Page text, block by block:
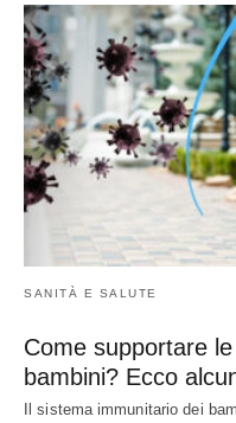
SANITÀ E SALUTE
Come supportare
bambini? Ecco
Il sistema immunitario dei